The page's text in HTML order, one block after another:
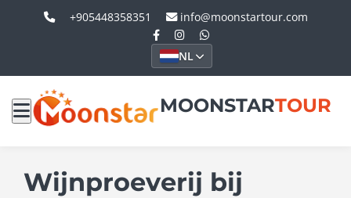
+905448358351 info@moonstartour.com
NL
MOONSTARTOUR
Wijnproeverij bij